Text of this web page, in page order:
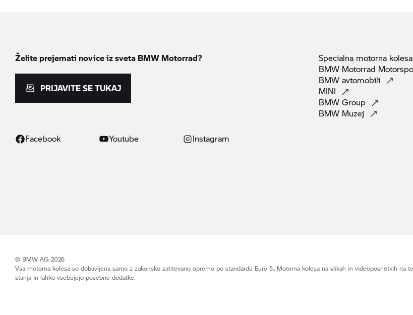
Želite prejemati novice iz sveta BMW Motorrad?
PRIJAVITE SE TUKAJ
Facebook Youtube Instagram
Specialna motorna kolesa
BMW Motorrad
BMW avtomobili
MINI
BMW Group
BMW Muzej
© BMW AG 2026
Vsa motorna kolesa so dobavljena samo z zakonsko zahtevano opremo po standardu Euro 5.. Motorna kolesa na slikah in videoposnetkih na
stanja in lahko vsebujejo posebne dodatke.